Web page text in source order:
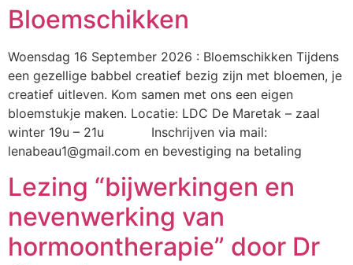
Bloemschikken
Woensdag 16 September 2026 : Bloemschikken Tijdens
een gezellige babbel creatief bezig zijn met bloemen, je
creatief uitleven. Kom samen met ons een eigen
bloemstukje maken. Locatie: LDC De Maretak – zaal
winter 19u – 21u Inschrijven via mail:
lenabeau1@gmail.com en bevestiging na betaling
Lezing “bijwerkingen en
nevenwerking van
hormoontherapie” door Dr